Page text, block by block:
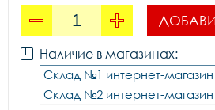
Наличие в магазинах:
Склад №1 интернет-магазин
Склад №2 интернет-магазин